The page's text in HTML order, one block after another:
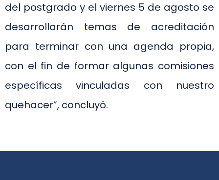
del postgrado y el viernes 5 de agosto se
desarrollarán temas de acreditación
para terminar con una agenda propia,
con el fin de formar algunas comisiones
específicas vinculadas con nuestro
quehacer”, concluyó.